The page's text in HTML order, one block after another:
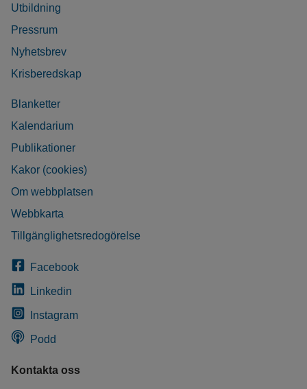
Utbildning
Pressrum
Nyhetsbrev
Krisberedskap
Blanketter
Kalendarium
Publikationer
Kakor (cookies)
Om webbplatsen
Webbkarta
Tillgänglighetsredogörelse
Facebook
Linkedin
Instagram
Podd
Kontakta oss